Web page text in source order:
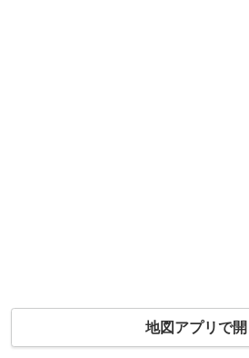
地図アプリで開